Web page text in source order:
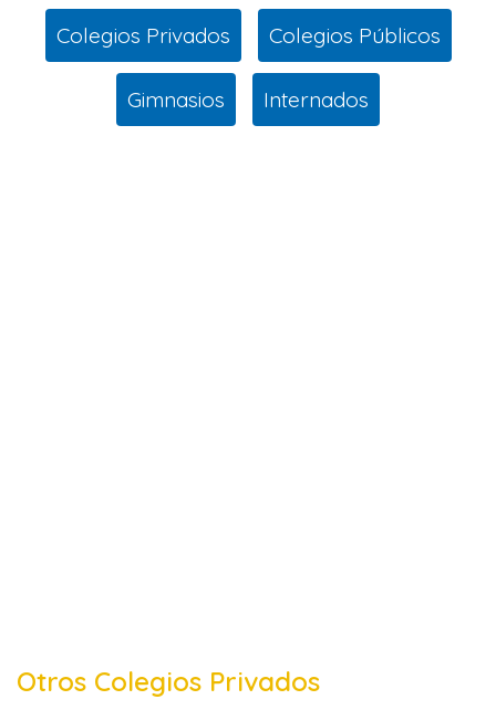
Colegios Privados Colegios Públicos
Gimnasios Internados
Otros Colegios Privados